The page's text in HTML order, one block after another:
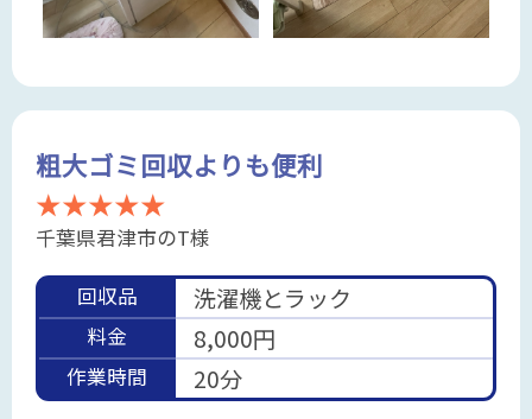
粗大ゴミ回収よりも便利
★★★★★
千葉県君津市のT様
回収品 洗濯機とラック
料金 8,000円
作業時間 20分